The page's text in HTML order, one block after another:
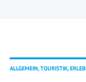
ALLGEMEIN, TOURISTIK,